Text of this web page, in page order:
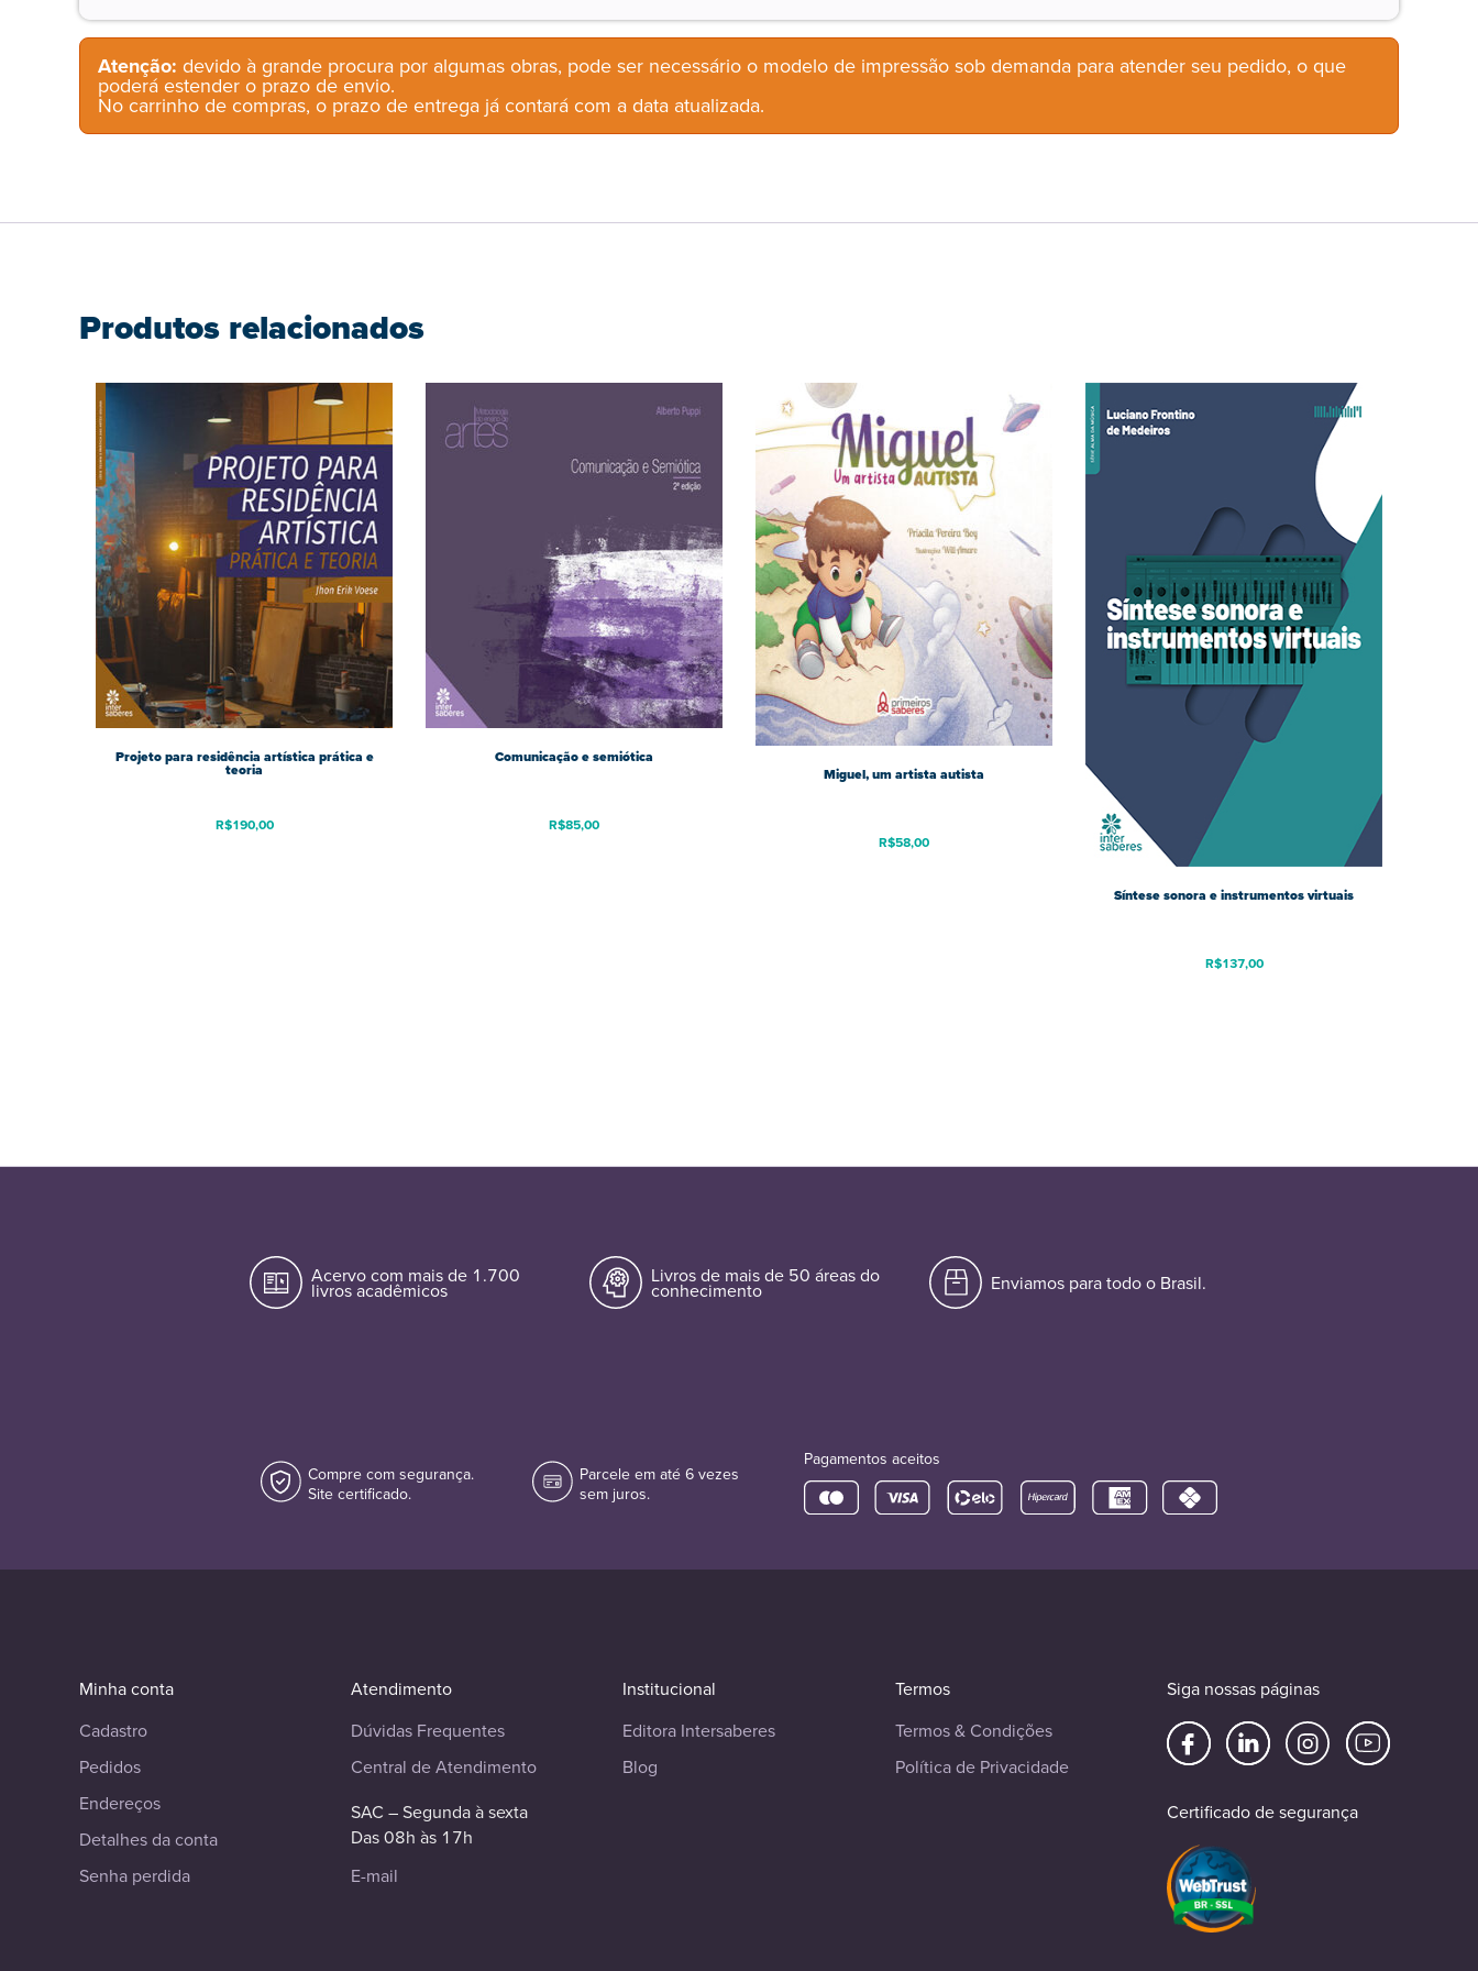
Atenção: devido à grande procura por algumas obras, pode ser necessário o modelo de impressão sob demanda para atender seu pedido, o que
poderá estender o prazo de envio.
No carrinho de compras, o prazo de entrega já contará com a data atualizada.
Produtos relacionados
Projeto para residência artística prática e
teoria
R$190,00
Comunicação e semiótica
R$85,00
Miguel, um artista autista
R$58,00
Síntese sonora e instrumentos virtuais
R$137,00
Acervo com mais de 1.700
livros acadêmicos
Livros de mais de 50 áreas do
conhecimento Enviamos para todo o Brasil.
Compre com segurança.
Site certificado.
Parcele em até 6 vezes
sem juros.
Pagamentos aceitos
Minha conta
Cadastro
Pedidos
Endereços
Detalhes da conta
Senha perdida
Atendimento
Dúvidas Frequentes
Central de Atendimento
SAC – Segunda à sexta
Das 08h às 17h
E-mail
Institucional
Editora Intersaberes
Blog
Termos
Termos & Condições
Política de Privacidade
Siga nossas páginas
Certificado de segurança